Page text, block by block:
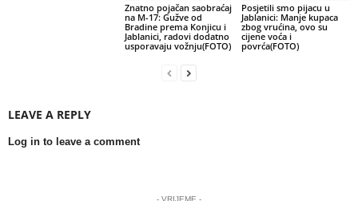
Znatno pojačan saobraćaj
na M-17: Gužve od
Bradine prema Konjicu i
Jablanici, radovi dodatno
usporavaju vožnju(FOTO)
Posjetili smo pijacu u
Jablanici: Manje kupaca
zbog vrućina, ovo su
cijene voća i
povrća(FOTO)
LEAVE A REPLY
Log in to leave a comment
- VRIJEME -